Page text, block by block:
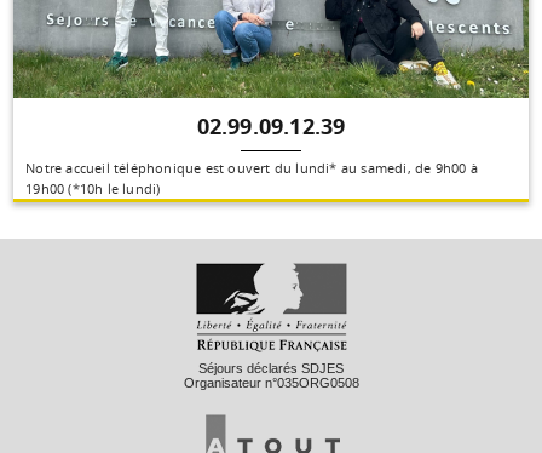
02.99.09.12.39
Notre accueil téléphonique est ouvert du lundi* au samedi, de 9h00 à
19h00 (*10h le lundi)
Séjours déclarés SDJES
Organisateur n°035ORG0508